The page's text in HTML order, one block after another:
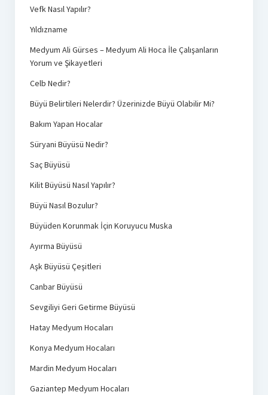
Vefk Nasıl Yapılır?
Yıldızname
Medyum Ali Gürses – Medyum Ali Hoca İle Çalışanların
Yorum ve Şikayetleri
Celb Nedir?
Büyü Belirtileri Nelerdir? Üzerinizde Büyü Olabilir Mi?
Bakım Yapan Hocalar
Süryani Büyüsü Nedir?
Saç Büyüsü
Kilit Büyüsü Nasıl Yapılır?
Büyü Nasıl Bozulur?
Büyüden Korunmak İçin Koruyucu Muska
Ayırma Büyüsü
Aşk Büyüsü Çeşitleri
Canbar Büyüsü
Sevgiliyi Geri Getirme Büyüsü
Hatay Medyum Hocaları
Konya Medyum Hocaları
Mardin Medyum Hocaları
Gaziantep Medyum Hocaları